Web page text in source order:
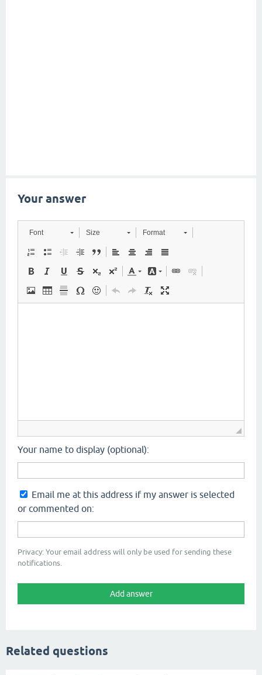
Your answer
Font Size Format
Your name to display (optional):
Email me at this address if my answer is selected
or commented on:
Privacy: Your email address will only be used for sending these
notifications.
Related questions